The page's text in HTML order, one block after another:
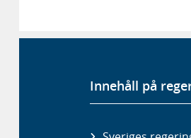
Innehåll på